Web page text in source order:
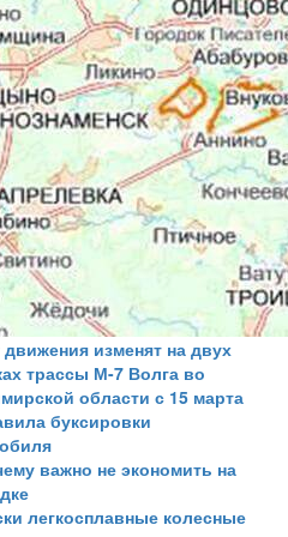
изменят на двух
трассы М-7 Волга во
области с 15 марта
буксировки
важно не экономить на
легкосплавные колесные